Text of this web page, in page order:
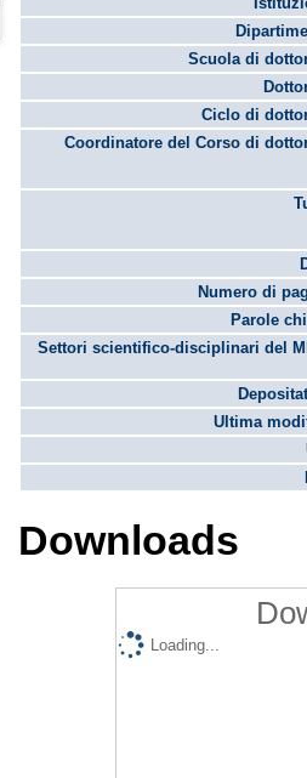
Scuola di
Ciclo di
Coordinatore del Corso di
Numero di
Parole
Settori scientifico-disciplinari del
Ultima
Downloads
Loading...